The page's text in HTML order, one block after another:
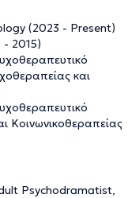
(2023 - Present)
- 2015)
και
Κοινωνικοθεραπείας
Psychodramatist,